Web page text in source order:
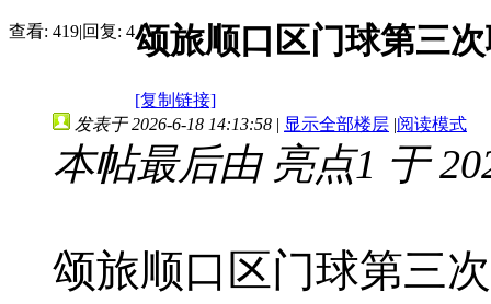
查看: 419|回复: 4颂旅顺口区门球第三
[复制链接]
发表于 2026-6-18 14:13:58 | 显示全部楼层 |阅读模式
本帖最后由 亮点1 于
颂旅顺口区门球第三